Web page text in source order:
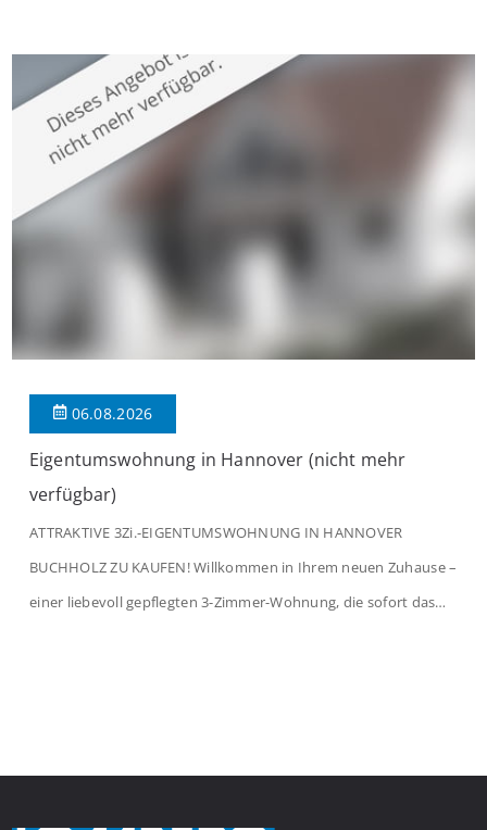
großzügige Räume und eine hochwertige Ausstattung, die
modernen Wohnkomfort mit einem stilvollen Ambiente
verbindet. Der […]
06.08.2026
Eigentumswohnung in Hannover (nicht mehr
verfügbar)
ATTRAKTIVE 3Zi.-EIGENTUMSWOHNUNG IN HANNOVER
BUCHHOLZ ZU KAUFEN! Willkommen in Ihrem neuen Zuhause –
einer liebevoll gepflegten 3-Zimmer-Wohnung, die sofort das